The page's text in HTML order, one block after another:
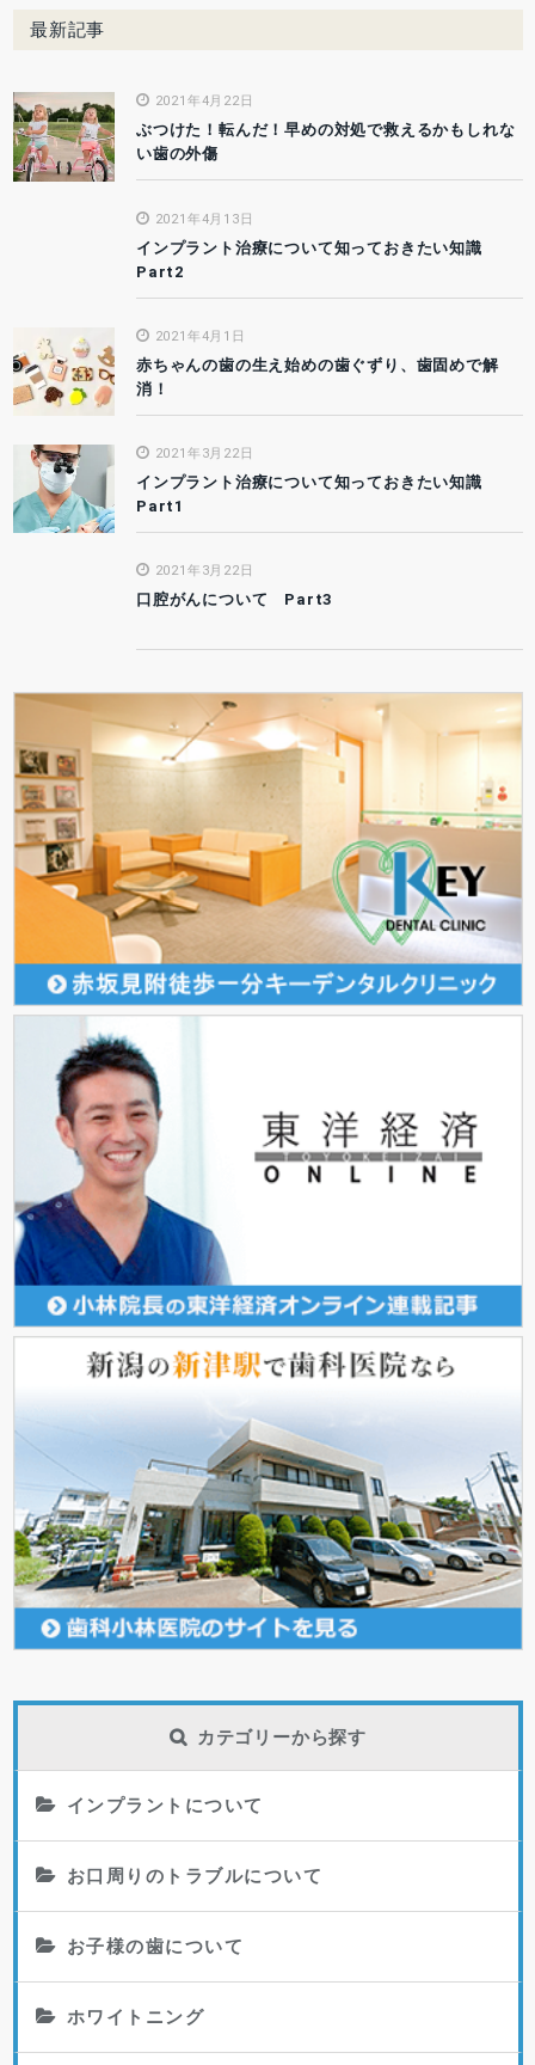
最新記事
2021年4月22日
ぶつけた！転んだ！早めの対処で救えるかもしれな
い歯の外傷
2021年4月13日
インプラント治療について知っておきたい知識
Part2
2021年4月1日
赤ちゃんの歯の生え始めの歯ぐずり、歯固めで解
消！
2021年3月22日
インプラント治療について知っておきたい知識
Part1
2021年3月22日
口腔がんについて Part3
カテゴリーから探す
インプラントについて
お口周りのトラブルについて
お子様の歯について
ホワイトニング